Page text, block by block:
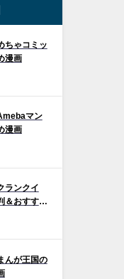
ちゃコミッ
漫画
マン
漫画
ランクイ
＆おすすめ
んが王国の